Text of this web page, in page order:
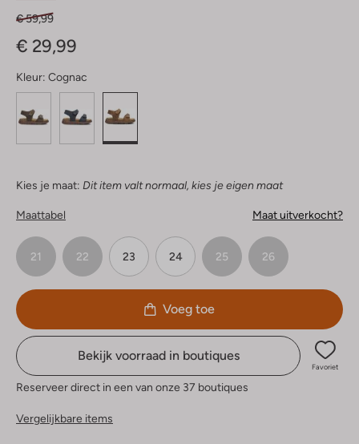
€ 59,99
€ 29,99
Kleur: Cognac
Kies je maat: Dit item valt normaal, kies je eigen maat
Maattabel Maat uitverkocht?
21 22 23 24 25 26
Voeg toe
Bekijk voorraad in boutiques
Favoriet
Reserveer direct in een van onze 37 boutiques
Vergelijkbare items